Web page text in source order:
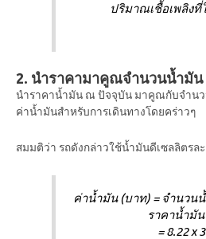
ปริมาณเชื้อเพลิงที่
2. นำราคามาคูณจำนวนน้ำมัน
นำราคาน้ำมัน ณ ปัจจุบัน มาคูณกับจำนว
ค่าน้ำมันสำหรับการเดินทางโดยคร่าวๆ
สมมติว่า รถดังกล่าวใช้น้ำมันดีเซลลิตรล
ค่าน้ำมัน (บาท) = จำนวน
ราคาน้ำมั
= 8.22 x